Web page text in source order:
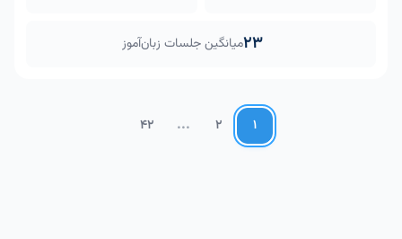
23میانگین جلسات زبان‌آموز
1
2
...
42